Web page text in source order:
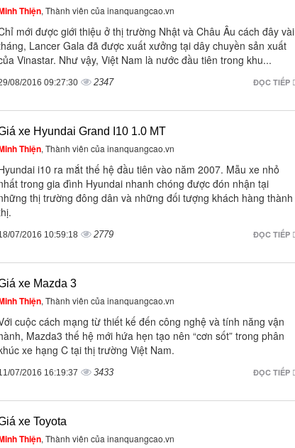
Thiện, Thành viên của inanquangcao.vn
mới được giới thiệu ở thị trường Nhật và Châu Âu cách đây vài
Lancer Gala đã được xuất xưởng tại dây chuyền sản xuất
Vinastar. Như vậy, Việt Nam là nước đầu tiên trong khu...
ĐỌC TIẾP
08/2016 09:27:30 2347
xe Hyundai Grand I10 1.0 MT
Thiện, Thành viên của inanquangcao.vn
i10 ra mắt thế hệ đầu tiên vào năm 2007. Mẫu xe nhỏ
trong gia đình Hyundai nhanh chóng được đón nhận tại
thị trường đông dân và những đối tượng khách hàng thành
ĐỌC TIẾP
07/2016 10:59:18 2779
xe Mazda 3
Thiện, Thành viên của inanquangcao.vn
cuộc cách mạng từ thiết kế đến công nghệ và tính năng vận
Mazda3 thế hệ mới hứa hẹn tạo nên “cơn sốt” trong phân
xe hạng C tại thị trường Việt Nam.
ĐỌC TIẾP
07/2016 16:19:37 3433
xe Toyota
Thiện, Thành viên của inanquangcao.vn